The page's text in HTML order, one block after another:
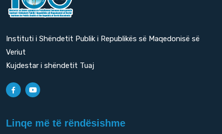
Instituti i Shëndetit Publik i Republikës së Maqedonisë së
Veriut
Kujdestar i shëndetit Tuaj
Linqe më të rëndësishme